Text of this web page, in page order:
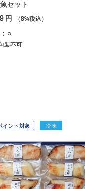
セット
円 （8%税込）
○
装不可
イント対象 冷凍